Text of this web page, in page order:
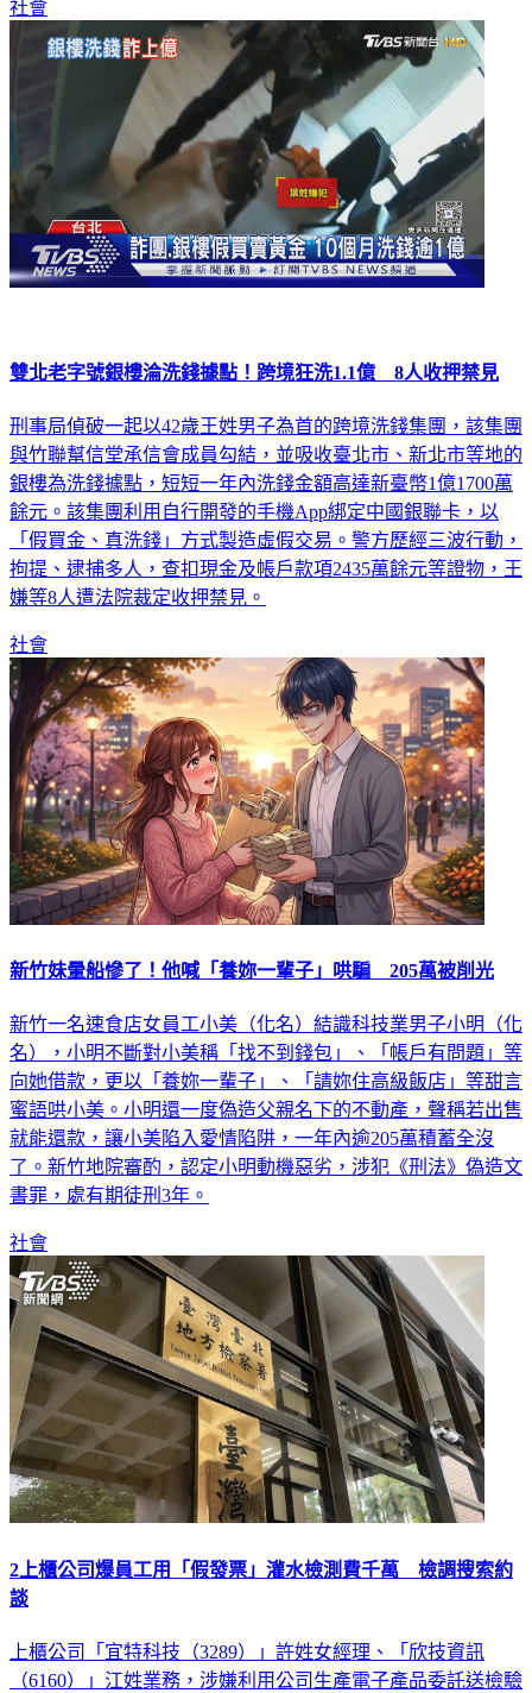
社會
雙北老字號銀樓淪洗錢據點！跨境狂洗1.1億 8人收押禁見
刑事局偵破一起以42歲王姓男子為首的跨境洗錢集團，該集團
與竹聯幫信堂承信會成員勾結，並吸收臺北市、新北市等地的
銀樓為洗錢據點，短短一年內洗錢金額高達新臺幣1億1700萬
餘元。該集團利用自行開發的手機App綁定中國銀聯卡，以
「假買金、真洗錢」方式製造虛假交易。警方歷經三波行動，
拘提、逮捕多人，查扣現金及帳戶款項2435萬餘元等證物，王
嫌等8人遭法院裁定收押禁見。
社會
新竹妹暈船慘了！他喊「養妳一輩子」哄騙 205萬被削光
新竹一名速食店女員工小美（化名）結識科技業男子小明（化
名），小明不斷對小美稱「找不到錢包」、「帳戶有問題」等
向她借款，更以「養妳一輩子」、「請妳住高級飯店」等甜言
蜜語哄小美。小明還一度偽造父親名下的不動產，聲稱若出售
就能還款，讓小美陷入愛情陷阱，一年內逾205萬積蓄全沒
了。新竹地院審酌，認定小明動機惡劣，涉犯《刑法》偽造文
書罪，處有期徒刑3年。
社會
2上櫃公司爆員工用「假發票」灌水檢測費千萬 檢調搜索約
談
上櫃公司「宜特科技（3289）」許姓女經理、「欣技資訊
（6160）」江姓業務，涉嫌利用公司生產電子產品委託送檢驗